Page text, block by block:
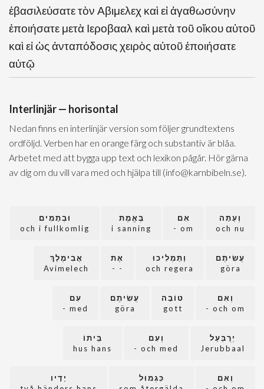
ἐβασιλεύσατε τὸν Αβιμελεχ καὶ εἰ ἀγαθωσύνην
ἐποιήσατε μετὰ Ιεροβααλ καὶ μετὰ τοῦ οἴκου αὐτοῦ
καὶ εἰ ὡς ἀνταπόδοσις χειρὸς αὐτοῦ ἐποιήσατε
αὐτῷ
Interlinjär — horisontal
Nedan finns en interlinjär version som följer grundtextens
ordföljd. Verben har en orange färg och substantiv är blåa.
Arbetet med att bygga upp text och lexikon pågår. Hör gärna
av dig om du vill vara med och hjälpa till (info@karnbibeln.se).
וְעַתָּה
och nu
אִם
om -
בֶּאֱמֶת
i sanning
וּבְתָמִים
och i fullkomlig
עֲשִׂיתֶם
göra
וַתַּמְלִיכוּ
och regera
אֶת
- -
אֲבִימֶלֶךְ
Avimelech
וְאִם
och om -
טוֹבָה
gott
עֲשִׂיתֶם
göra
עִם
med -
יְרֻבַּעַל
Jerubbaal
וְעִם
och med -
בֵּיתוֹ
hus hans
וְאִם
כִּגְמוּל
יָדָיו